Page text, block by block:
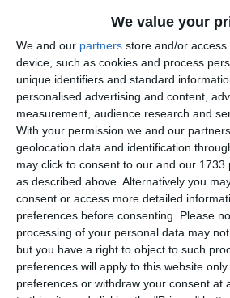
We value your
We and our partners store and/or
device, such as cookies and process
unique identifiers and standard
personalised advertising and content,
measurement, audience research and
With your permission we and our
geolocation data and identification
may click to consent to our and our 1733
as described above. Alternatively you
consent or access more detailed
preferences before consenting. Please
processing of your personal data may
but you have a right to object to such
preferences will apply to this website
preferences or withdraw your consent at
felul în care învață să lupte
adversarul, ci și cu propriile
Ca tată, trăiesc aceste
multă intensitate.
După perioada intensă de
internaționale, aceste
încă o dată că performanța
muncă, disciplină, răbdare